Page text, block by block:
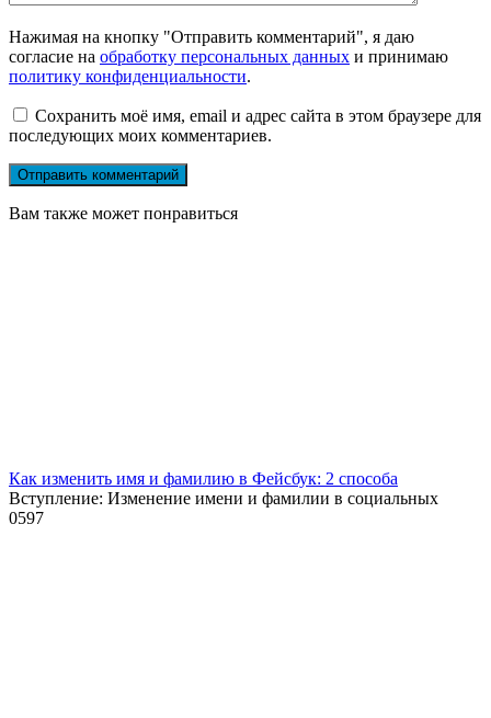
Нажимая на кнопку "Отправить комментарий", я даю
согласие на обработку персональных данных и принимаю
политику конфиденциальности.
Сохранить моё имя, email и адрес сайта в этом браузере для
последующих моих комментариев.
Вам также может понравиться
Как изменить имя и фамилию в Фейсбук: 2 способа
Вступление: Изменение имени и фамилии в социальных
0597